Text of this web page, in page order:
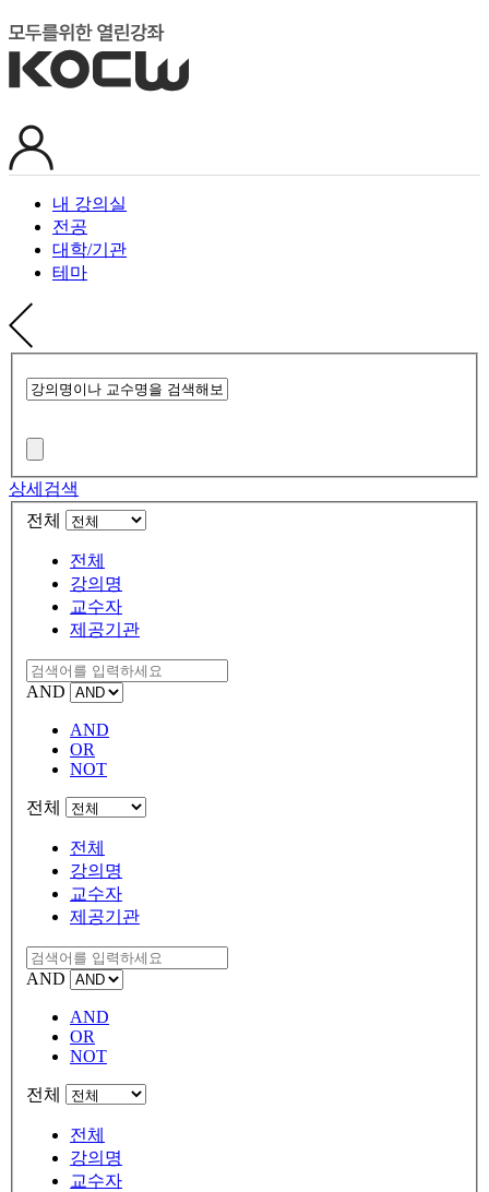
내 강의실
전공
대학/기관
테마
상세검색
전체
전체
강의명
교수자
제공기관
AND
AND
OR
NOT
전체
전체
강의명
교수자
제공기관
AND
AND
OR
NOT
전체
전체
강의명
교수자